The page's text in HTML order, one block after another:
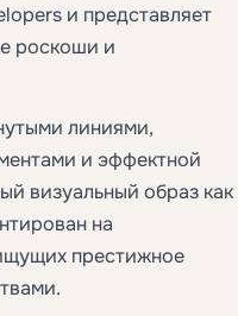
и представляет
роскоши и
линиями,
и эффектной
визуальный образ как
на
престижное